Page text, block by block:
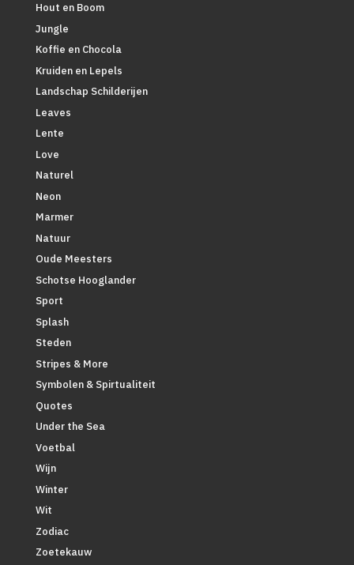
Hout en Boom
Jungle
Koffie en Chocola
Kruiden en Lepels
Landschap Schilderijen
Leaves
Lente
Love
Naturel
Neon
Marmer
Natuur
Oude Meesters
Schotse Hooglander
Sport
Splash
Steden
Stripes & More
Symbolen & Spirtualiteit
Quotes
Under the Sea
Voetbal
Wijn
Winter
Wit
Zodiac
Zoetekauw